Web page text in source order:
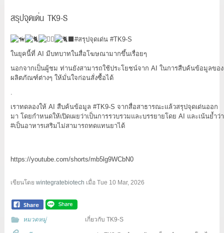
สรุปจุดเด่น TK9-S
#สรุปจุดเด่น #TK9-S
ในยุคนี้ที่ AI มีบทบาทในสื่อโฆษณามากขึ้นเรื่อยๆ
นอกจากเป็นผู้ชม ท่านยังสามารถใช้ประโยชน์จาก AI ในการสืบค้นข้อมูลของ
ผลิตภัณฑ์ต่างๆ ให้มั่นใจก่อนสั่งซื้อได้
เราทดลองให้ AI สืบค้นข้อมูล #TK9-S จากสื่อสาธารณะแล้วสรุปจุดเด่นออก
มา โดยกำหนดให้เปิดเผยว่าเป็นการรวบรวมและบรรยายโดย AI และเน้นย้ำว่า
#เป็นอาหารเสริมไม่สามารถทดแทนยาได้
https://youtube.com/shorts/mb5lg9WCbN0
เขียนโดย wintegratebiotech เมื่อ Tue 10 Mar, 2026
หมวดหมู่ เกี่ยวกับ TK9-S